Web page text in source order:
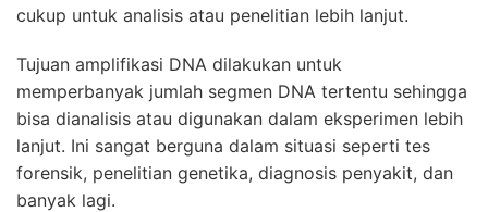
cukup untuk analisis atau penelitian lebih lanjut.
Tujuan amplifikasi DNA dilakukan untuk
memperbanyak jumlah segmen DNA tertentu sehingga
bisa dianalisis atau digunakan dalam eksperimen lebih
lanjut. Ini sangat berguna dalam situasi seperti tes
forensik, penelitian genetika, diagnosis penyakit, dan
banyak lagi.